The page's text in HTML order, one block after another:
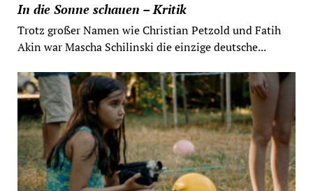
In die Sonne schauen – Kritik
Trotz großer Namen wie Christian Petzold und Fatih
Akin war Mascha Schilinski die einzige deutsche...